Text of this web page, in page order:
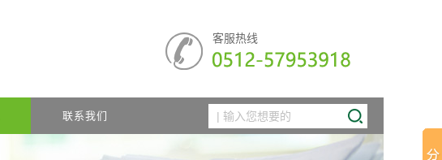
客服热线
联系我们